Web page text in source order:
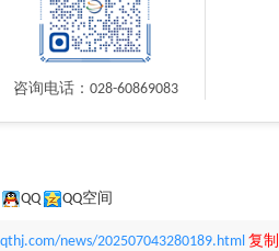
咨询电话：028-60869083
QQ QQ空间
news/202507043280189.html 复